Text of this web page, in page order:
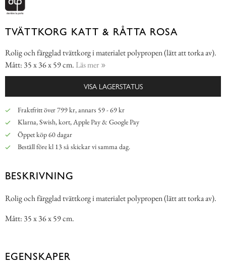
TVÄTTKORG KATT & RÅTTA ROSA
Rolig och färgglad tvättkorg i materialet polypropen (lätt att torka av).
Mått: 35 x 36 x 59 cm. Läs mer
VISA LAGERSTATUS
Fraktfritt över 799 kr, annars 59 - 69 kr
Klarna, Swish, kort, Apple Pay & Google Pay
Öppet köp 60 dagar
Beställ före kl 13 så skickar vi samma dag.
BESKRIVNING
Rolig och färgglad tvättkorg i materialet polypropen (lätt att torka av).
Mått: 35 x 36 x 59 cm.
EGENSKAPER